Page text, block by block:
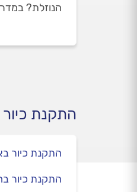
הנוזלת?
החלפת כלים
האפשרויות
התקנת כיור
התקנת כיור
התקנת כיור